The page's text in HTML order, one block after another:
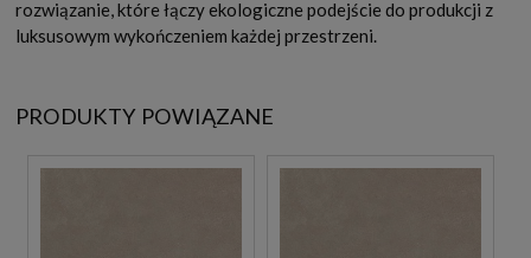
rozwiązanie, które łączy ekologiczne podejście do produkcji z
luksusowym wykończeniem każdej przestrzeni.
PRODUKTY POWIĄZANE